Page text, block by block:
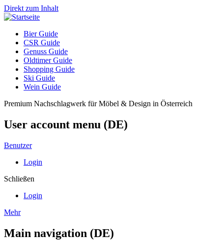
Direkt zum Inhalt
Bier Guide
CSR Guide
Genuss Guide
Oldtimer Guide
Shopping Guide
Ski Guide
Wein Guide
Premium Nachschlagwerk für Möbel & Design in Österreich
User account menu (DE)
Benutzer
Login
Schließen
Login
Mehr
Main navigation (DE)